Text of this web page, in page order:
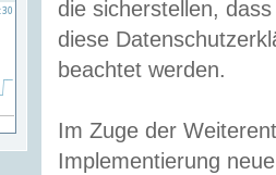
die sicherstellen,
diese
beachtet werden.
Im Zuge der
Implementierung